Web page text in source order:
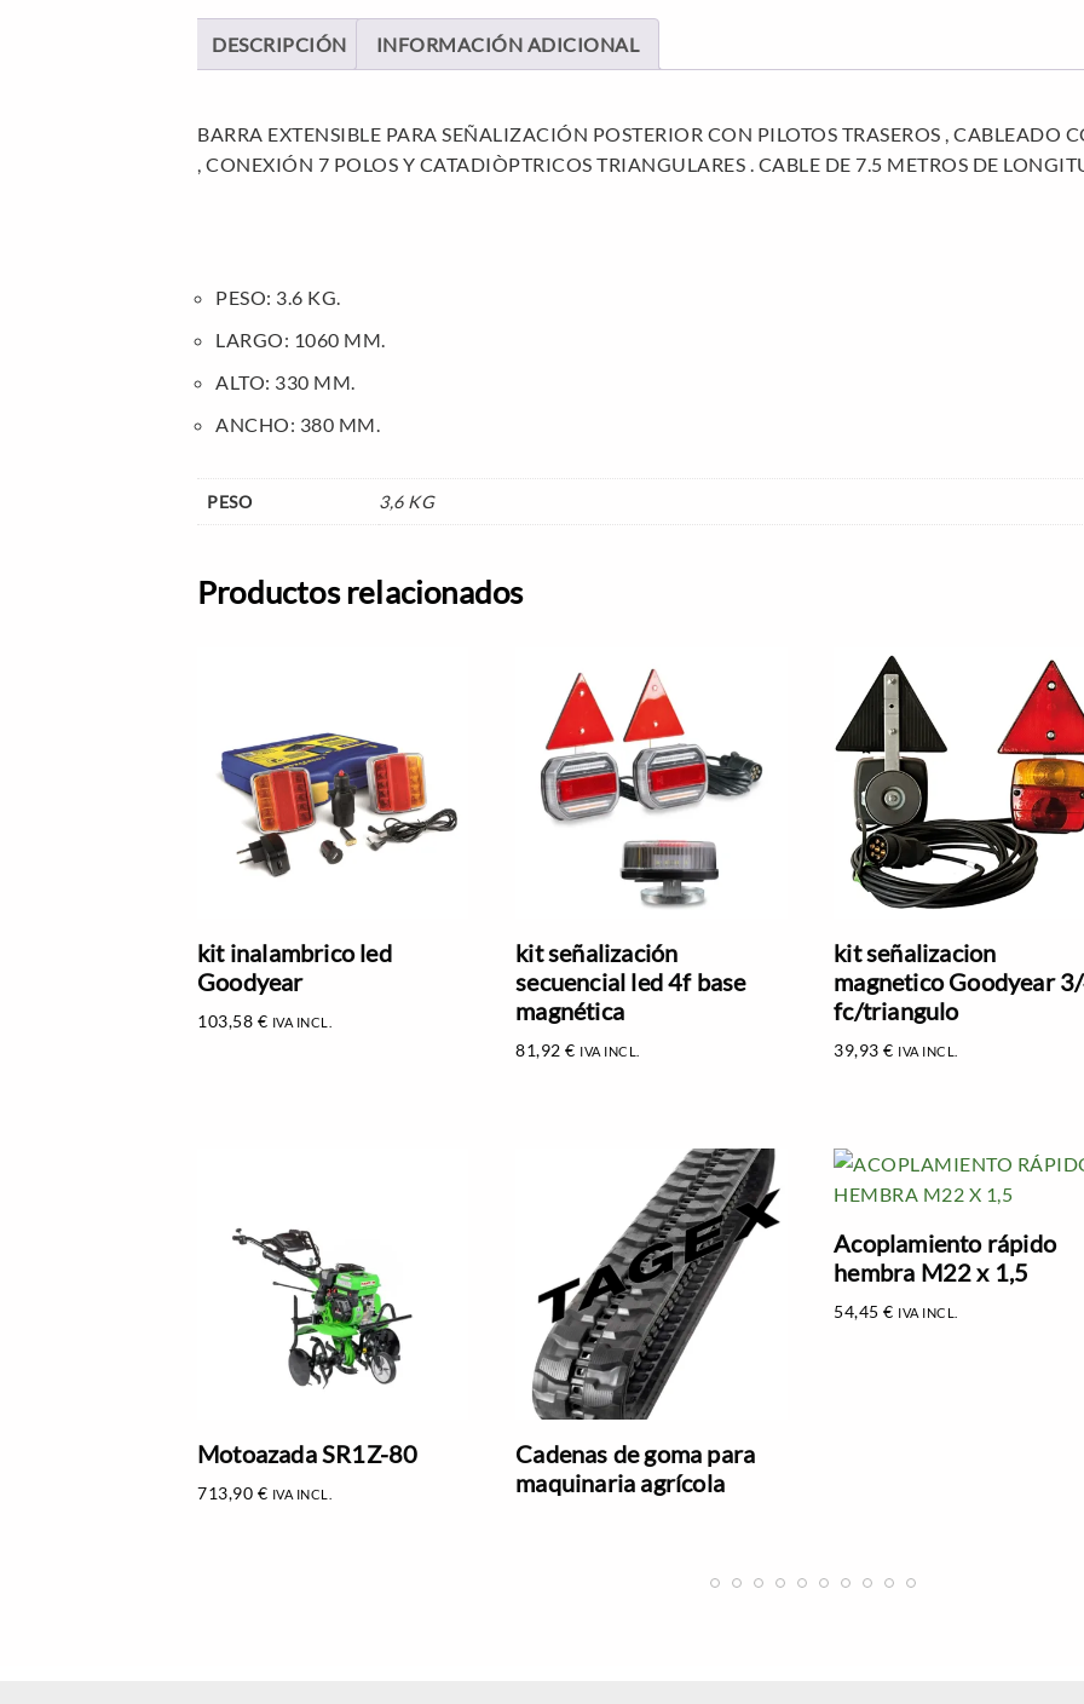
DESCRIPCIÓN INFORMACIÓN ADICIONAL
BARRA EXTENSIBLE PARA SEÑALIZACIÓN POSTERIOR CON PILOTOS TRASEROS , CABLEADO
, CONEXIÓN 7 POLOS Y CATADIÒPTRICOS TRIANGULARES . CABLE DE 7.5 METROS DE
PESO: 3.6 KG.
LARGO: 1060 MM.
ALTO: 330 MM.
ANCHO: 380 MM.
PESO 3,6 KG
Productos relacionados
kit inalambrico led
Goodyear
103,58 € IVA INCL.
kit señalización
secuencial led 4f base
magnética
81,92€ IVA INCL.
kit señalizacion
magnetico Goodyear
fc/triangulo
39,93€ IVA INCL.
Motoazada SR1Z-80
713,90 € IVA INCL.
Cadenas de goma para
maquinaria agrícola
Acoplamiento rápido
hembra M22 x 1,5
54,45€ IVA INCL.